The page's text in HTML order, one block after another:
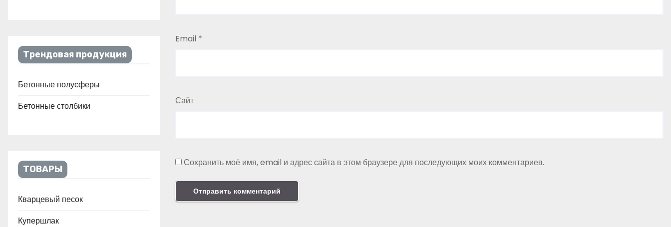
Трендовая продукция
Бетонные полусферы
Бетонные столбики
ТОВАРЫ
Кварцевый песок
Купершлак
Email *
Сайт
Сохранить моё имя, email и адрес сайта в этом браузере для последующих моих комментариев.